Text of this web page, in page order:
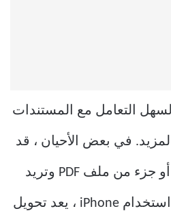
التعامل مع المستندات
في بعض الأحيان ، قد
تحتاج فقط إلى صفحة أو جزء من ملف PDF وتريد
مشاركته كصورة. أثناء استخدام iPhone ، يعد تحويل